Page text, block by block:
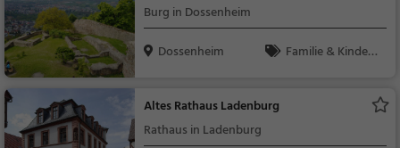
Burg in Dossenheim
Dossenheim
Familie & Kinder,
Altes Rathaus Ladenburg
Rathaus in Ladenburg